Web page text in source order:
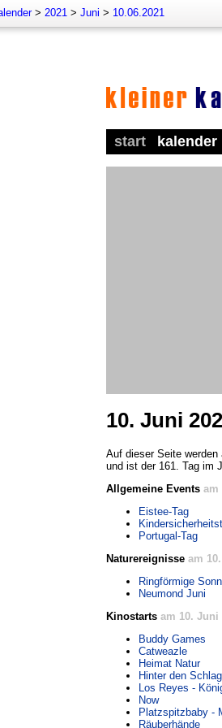
> 2021 > Juni > 10.06.2021
start kalender
10. Juni
Auf dieser Seite
und ist der 161. Tag im
Allgemeine Events am
Eistee-Tag
Portugal-Tag
Naturereignisse am
Ringförmige
Neumond Juni
Kinostarts am 10. Juni
Buddy Games
Catweazle
Heimat Natur
Hinter den
Los Reyes -
Now
Platzspitzbaby -
Räuberhände